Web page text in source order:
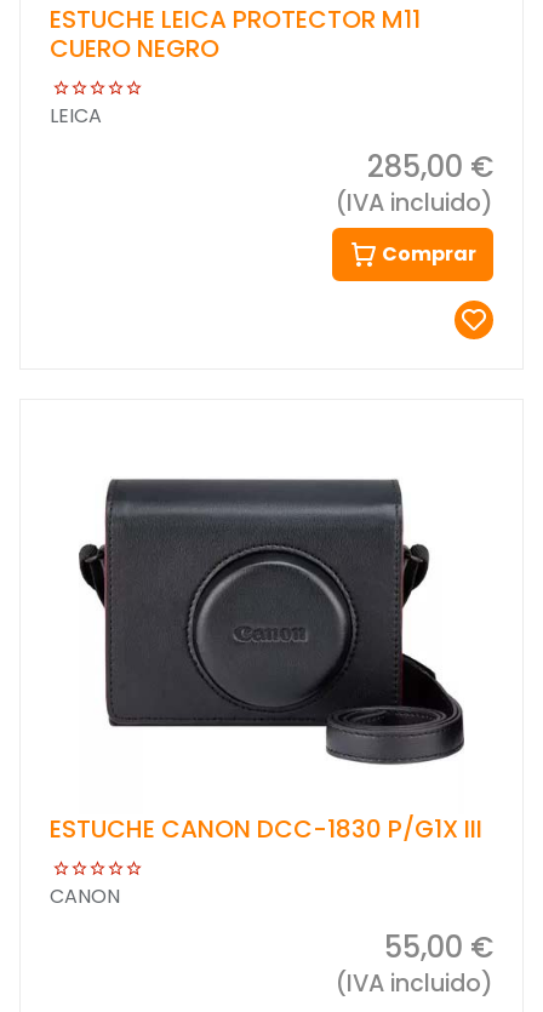
ESTUCHE LEICA PROTECTOR M11
CUERO NEGRO
LEICA
285,00 €
(IVA incluido)
Comprar
ESTUCHE CANON DCC-1830 P/G1X III
CANON
55,00 €
(IVA incluido)